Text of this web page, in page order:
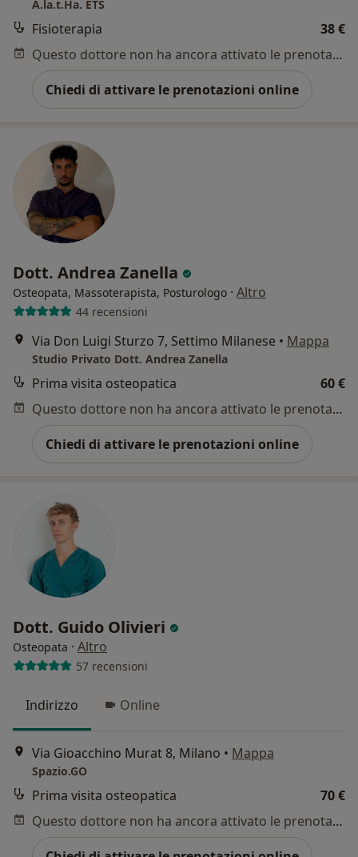
A.la.t.Ha. ETS
Fisioterapia
38 €
Questo dottore non ha ancora attivato le prenotazioni online presso questo indirizzo.
Chiedi di attivare le prenotazioni online
Dott. Andrea Zanella
Osteopata, Massoterapista, Posturologo · Altro
44 recensioni
Via Don Luigi Sturzo 7, Settimo Milanese • Mappa
Studio Privato Dott. Andrea Zanella
Prima visita osteopatica
60 €
Questo dottore non ha ancora attivato le prenotazioni online presso questo indirizzo.
Chiedi di attivare le prenotazioni online
Dott. Guido Olivieri
Osteopata · Altro
57 recensioni
Indirizzo Online
Via Gioacchino Murat 8, Milano • Mappa
Spazio.GO
Prima visita osteopatica
70 €
Questo dottore non ha ancora attivato le prenotazioni online presso questo indirizzo.